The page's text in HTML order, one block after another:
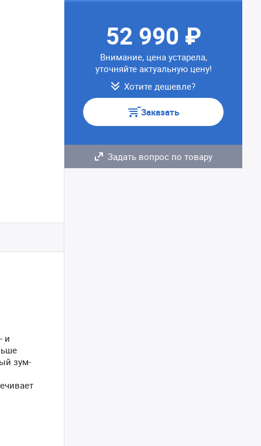
и
зум-
52 990 ₽
Внимание, цена устарела,
уточняйте актуальную цену!
Хотите дешевле?
Заказать
Задать вопрос по товару